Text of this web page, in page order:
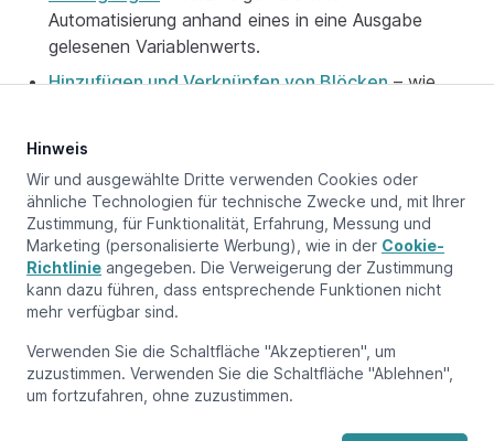
Automatisierung anhand eines in eine Ausgabe
gelesenen Variablenwerts.
Hinzufügen und Verknüpfen von Blöcken– wie
Aktualisiert am:June 12, 2026
Vorherige Seite
Lua-Skript
Nächste Seite
Hinzufügen und Verknüpfen von Blöcken
Hinweis
Wir und ausgewählte Dritte verwenden Cookies oder
ähnliche Technologien für technische Zwecke und, mit Ihrer
Zustimmung, für Funktionalität, Erfahrung, Messung und
Marketing (personalisierte Werbung), wie in der Cookie-
Richtlinie angegeben. Die Verweigerung der Zustimmung
kann dazu führen, dass entsprechende Funktionen nicht
mehr verfügbar sind.
Verwenden Sie die Schaltfläche "Akzeptieren", um
zuzustimmen. Verwenden Sie die Schaltfläche "Ablehnen",
um fortzufahren, ohne zuzustimmen.